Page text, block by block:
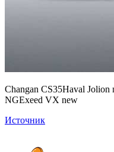
Changan CS35Haval Jolion
NGExeed VX new
Источник